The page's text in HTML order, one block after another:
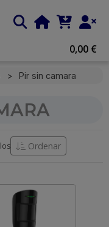
0,00 €
> Pir sin camara
Ordenar